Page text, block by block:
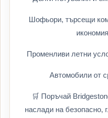
Шофьори, търсещи
Променливи летни
Автомобили от
🛒 Поръчай
наслади на безопасно,